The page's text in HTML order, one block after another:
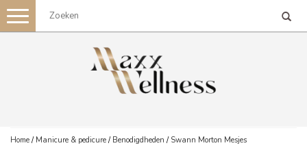
Toggle
navigation
Home / Manicure & pedicure / Benodigdheden / Swann Morton Mesjes